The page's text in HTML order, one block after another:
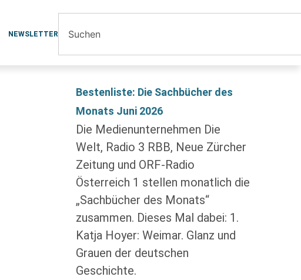
NEWSLETTER
Bestenliste: Die Sachbücher des
Monats Juni 2026
Die Medienunternehmen Die
Welt, Radio 3 RBB, Neue Zürcher
Zeitung und ORF-Radio
Österreich 1 stellen monatlich die
„Sachbücher des Monats“
zusammen. Dieses Mal dabei: 1.
Katja Hoyer: Weimar. Glanz und
Grauen der deutschen
Geschichte.